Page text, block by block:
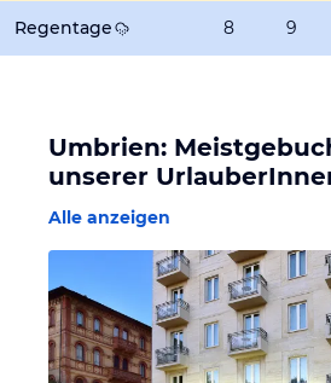
Regentage 8 9
Umbrien:
unserer
Alle anzeigen